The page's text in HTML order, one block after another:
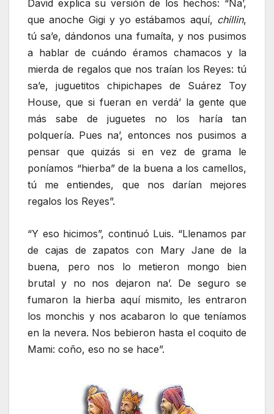
David explica su versión de los hechos: “Na’,
que anoche Gigi y yo estábamos aquí, chillin,
tú sa’e, dándonos una fumaíta, y nos pusimos
a hablar de cuándo éramos chamacos y la
mierda de regalos que nos traían los Reyes: tú
sa’e, juguetitos chipichapes de Suárez Toy
House, que si fueran en verdá’ la gente que
más sabe de juguetes no los haría tan
polquería. Pues na’, entonces nos pusimos a
pensar que quizás si en vez de grama le
poníamos “hierba” de la buena a los camellos,
tú me entiendes, que nos darían mejores
regalos los Reyes”.
“Y eso hicimos”, continuó Luis. “Llenamos par
de cajas de zapatos con Mary Jane de la
buena, pero nos lo metieron mongo bien
brutal y no nos dejaron na’. De seguro se
fumaron la hierba aquí mismito, les entraron
los monchis y nos acabaron lo que teníamos
en la nevera. Nos bebieron hasta el coquito de
Mami: coño, eso no se hace”.